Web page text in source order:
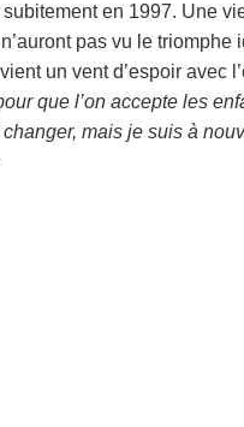
en 1997. Une
pas vu le triomphe
un vent d’espoir avec
que l’on accepte les
mais je suis à